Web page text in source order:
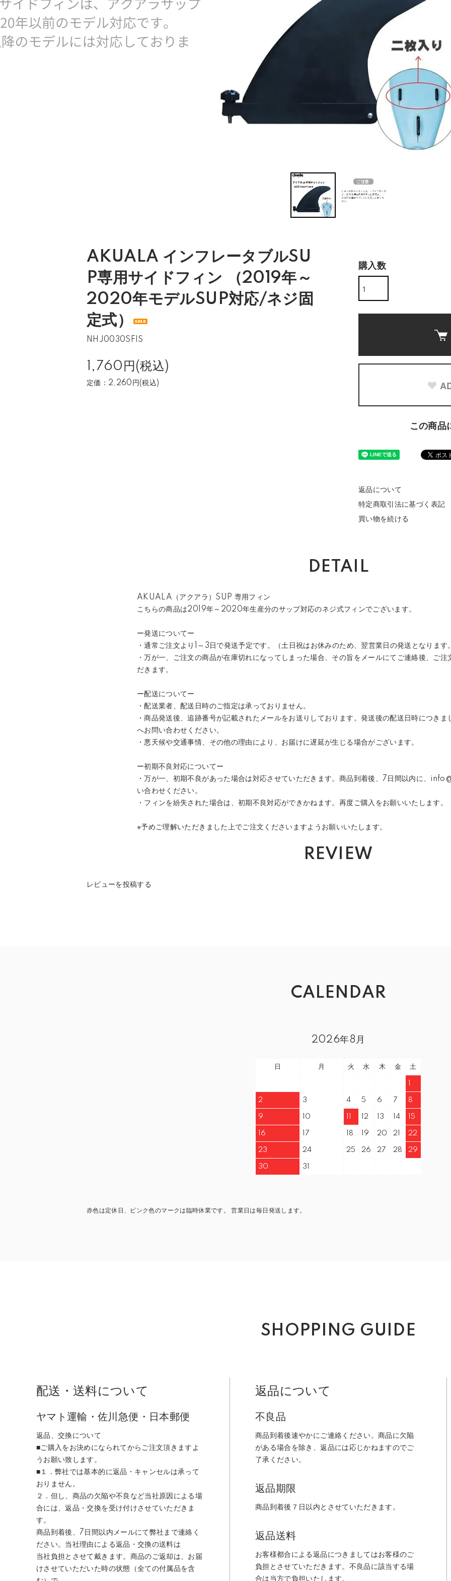
AKUALA インフレータブルSU
P専用サイドフィン （2019年～
2020年モデルSUP対応/ネジ固
定式）
NHJ0030SFIS
1,760円(税込)
定価：2,260円(税込)
購入数
この商品
返品について
特定商取引法に基づく表記
買い物を続ける
DETAIL
AKUALA（アクアラ）SUP 専用フィン
こちらの商品は2019年～2020年生産分のサップ対応のネジ式フィンでございます。
ー発送についてー
・通常ご注文より1～3日で発送予定です。（土日祝はお休みのため、翌営業日の発送となります
・万が一、ご注文の商品が在庫切れになってしまった場合、その旨をメールにてご連絡後、ご注
だきます。
ー配送についてー
・配送業者、配送日時のご指定は承っておりません。
・商品発送後、追跡番号が記載されたメールをお送りしております。発送後の配送日時につきま
へお問い合わせください。
・悪天候や交通事情、その他の理由により、お届けに遅延が生じる場合がございます。
ー初期不良対応についてー
・万が一、初期不良があった場合は対応させていただきます。商品到着後、7日間以内に、
い合わせください。
・フィンを紛失された場合は、初期不良対応ができかねます。再度ご購入をお願いいたします。
※予めご理解いただきました上でご注文くださいますようお願いいたします。
REVIEW
レビューを投稿する
CALENDAR
2026年8月
日 月 火 水 木 金 土
2 3 4 5 6 7 8
9 10 12 13 14 15
16 17 18 19 20 21 22
23 24 25 26 27 28 29
30 31
赤色は定休日、ピンク色のマークは臨時休業です。 営業日は毎日発送します。
SHOPPING GUIDE
配送・送料について
ヤマト運輸・佐川急便・日本郵便
返品、交換について
■ご購入をお決めになられてからご注文頂きますよ
うお願い致します。
■１．弊社では基本的に返品・キャンセルは承って
おりません。
２．但し、商品の欠陥や不良など当社原因による場
合には、返品・交換を受け付けさせていただきま
す。
商品到着後、7日間以内メールにて弊社まで連絡く
ださい。当社理由による返品・交換の送料は
当社負担とさせて戴きます。商品のご返却は、お届
けさせていただいた時の状態（全ての付属品を含
返品について
不良品
商品到着後速やかにご連絡ください。商品に欠陥
がある場合を除き、返品には応じかねますのでご
了承ください。
返品期限
商品到着後７日以内とさせていただきます。
返品送料
お客様都合による返品につきましてはお客様のご
負担とさせていただきます。不良品に該当する場
合は当方で負担いたします。